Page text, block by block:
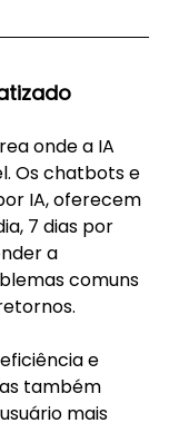
onde a IA
Os chatbots e
IA, oferecem
7 dias por
a
comuns
e
também
mais